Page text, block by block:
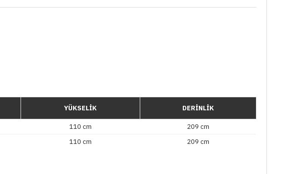
YÜKSELİK DERİNLİK
110 cm
209 cm
110 cm 209 cm